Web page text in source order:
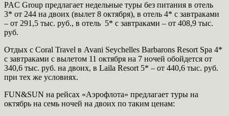
PAC Group предлагает недельные туры без питания в отель
3* от 244 на двоих (вылет 8 октября), в отель 4* с завтраками
– от 291,5 тыс. руб., в отель 5* с завтраками – от 408,9 тыс.
руб.
Отдых с Coral Travel в Avani Seychelles Barbarons Resort Spa 4*
с завтраками с вылетом 11 октября на 7 ночей обойдется от
340,6 тыс. руб. на двоих, в Laila Resort 5* – от 440,6 тыс. руб.
при тех же условиях.
FUN&SUN на рейсах «Аэрофлота» предлагает туры на
октябрь на семь ночей на двоих по таким ценам: